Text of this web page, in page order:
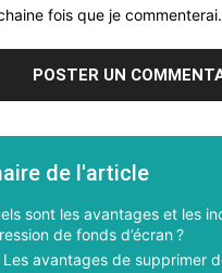
fois que je commenterai.
de l'article
sont les avantages et les
de fonds d’écran ?
Les avantages de supprimer